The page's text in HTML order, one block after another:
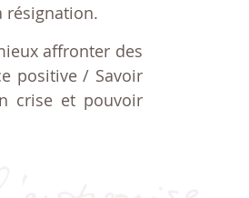
résignation.
affronter des
positive / Savoir
crise et pouvoir